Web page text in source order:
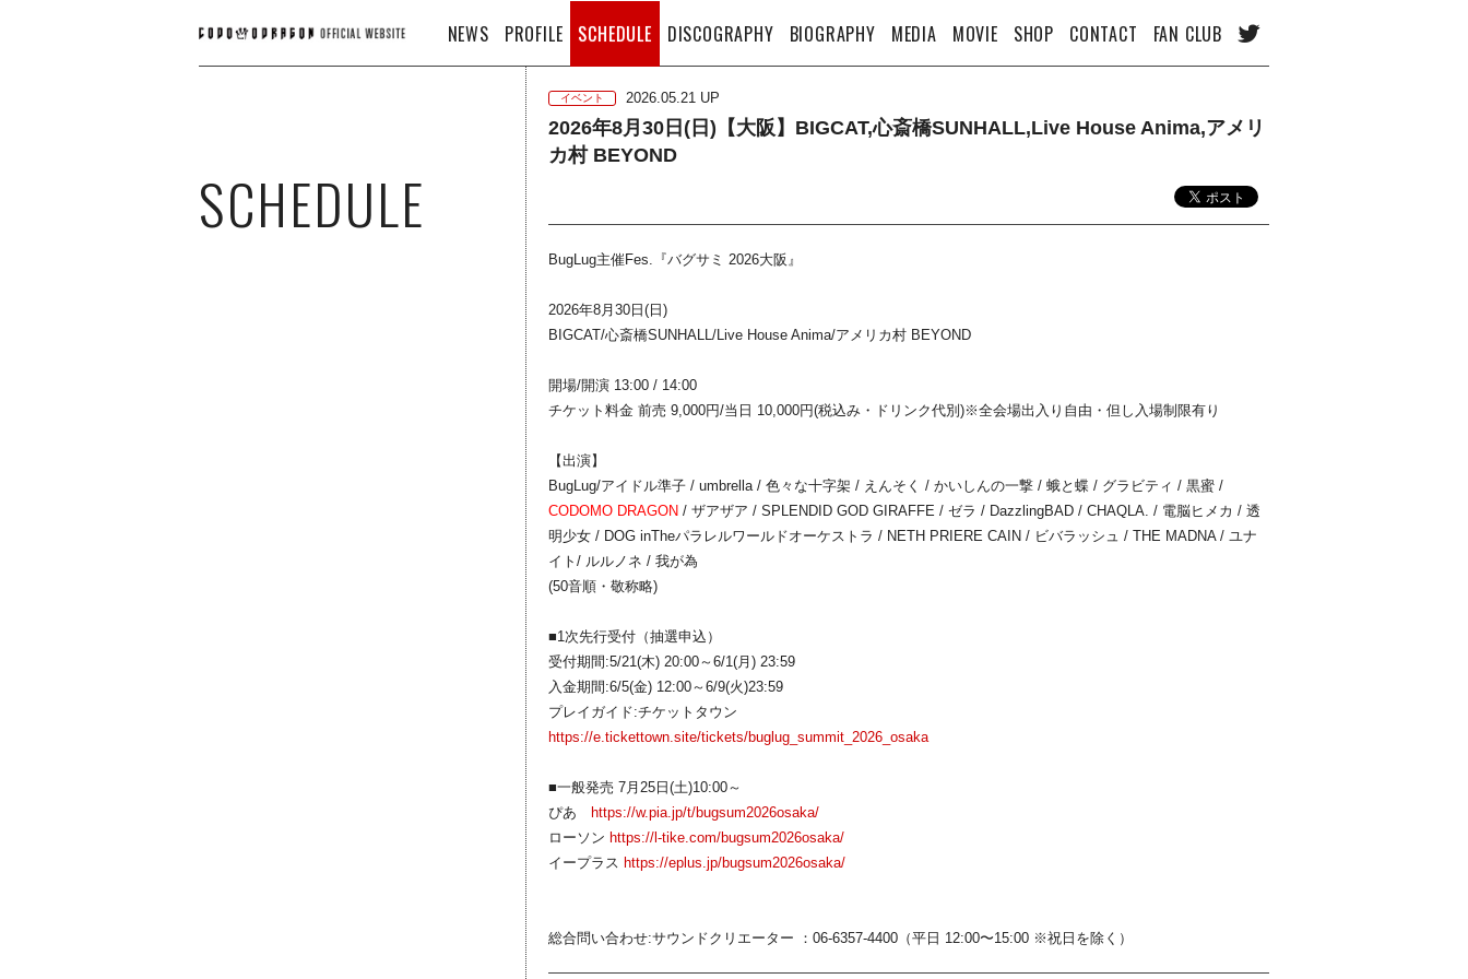
NEWS PROFILE SCHEDULE DISCOGRAPHY BIOGRAPHY MEDIA MOVIE SHOP CONTACT FAN CLUB
SCHEDULE
イベント 2026.05.21 UP
2026年8月30日(日)【大阪】BIGCAT,心斎橋SUNHALL,Live House Anima,アメリ
カ村 BEYOND
BugLug主催Fes.『バグサミ 2026大阪』
2026年8月30日(日)
BIGCAT/心斎橋SUNHALL/Live House Anima/アメリカ村 BEYOND
開場/開演 13:00 / 14:00
チケット料金 前売 9,000円/当日 10,000円(税込み・ドリンク代別)※全会場出入り自由・但し入場制限有り
【出演】
BugLug/アイドル準子 / umbrella / 色々な十字架 / えんそく / かいしんの一撃 / 蛾と蝶 / グラビティ / 黒蜜 /
CODOMO DRAGON / ザアザア / SPLENDID GOD GIRAFFE / ゼラ / DazzlingBAD / CHAQLA. / 電脳ヒメカ / 透
明少女 / DOG inTheパラレルワールドオーケストラ / NETH PRIERE CAIN / ビバラッシュ / THE MADNA / ユナ
イト/ ルルノネ / 我が為
(50音順・敬称略)
■1次先行受付（抽選申込）
受付期間:5/21(木) 20:00～6/1(月) 23:59
入金期間:6/5(金) 12:00～6/9(火)23:59
プレイガイド:チケットタウン
https://e.tickettown.site/tickets/buglug_summit_2026_osaka
■一般発売 7月25日(土)10:00～
ぴあ
https://w.pia.jp/t/bugsum2026osaka/
ローソン https://l-tike.com/bugsum2026osaka/
イープラス https://eplus.jp/bugsum2026osaka/
総合問い合わせ:サウンドクリエーター ：06-6357-4400（平日 12:00〜15:00 ※祝日を除く）